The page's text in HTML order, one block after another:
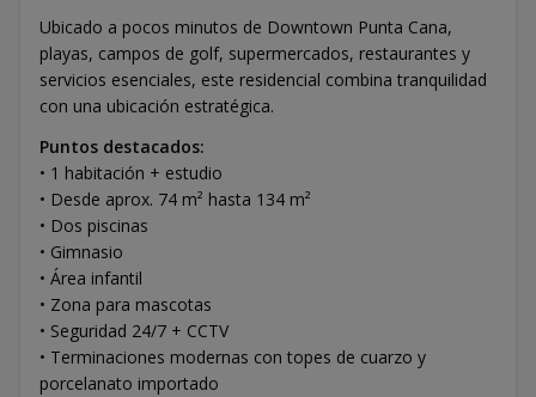
Ubicado a pocos minutos de Downtown Punta Cana,
playas, campos de golf, supermercados, restaurantes y
servicios esenciales, este residencial combina tranquilidad
con una ubicación estratégica.
Puntos destacados:
• 1 habitación + estudio
• Desde aprox. 74 m² hasta 134 m²
• Dos piscinas
• Gimnasio
• Área infantil
• Zona para mascotas
• Seguridad 24/7 + CCTV
• Terminaciones modernas con topes de cuarzo y
porcelanato importado